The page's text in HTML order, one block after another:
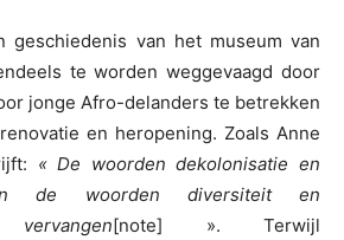
geschiedenis van het museum van
te worden weggevaagd door
jonge Afro-delanders te betrekken
en heropening. Zoals Anne
« De woorden dekolonisatie en
de woorden diversiteit en
vervangen[note] ». Terwijl